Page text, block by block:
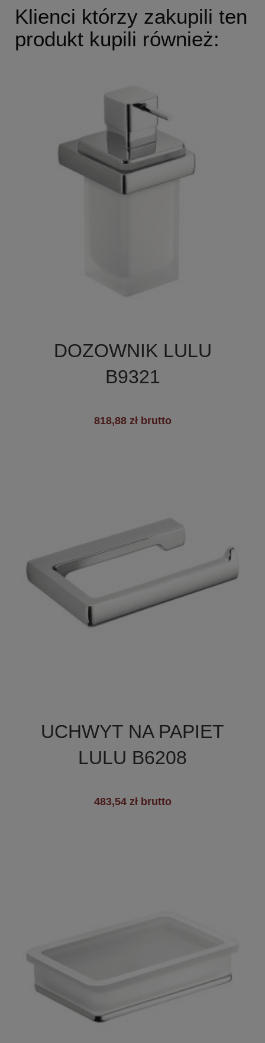
Klienci którzy zakupili ten
produkt kupili również:
DOZOWNIK LULU
B9321
818,88 zł brutto
UCHWYT NA PAPIET
LULU B6208
483,54 zł brutto